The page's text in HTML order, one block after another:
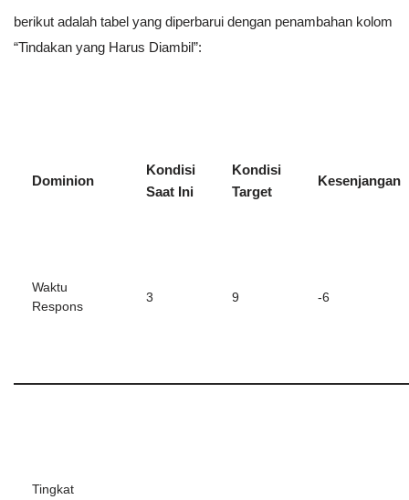
berikut adalah tabel yang diperbarui dengan penambahan kolom
“Tindakan yang Harus Diambil”:
Dominion
Kondisi
Saat Ini
Kondisi
Target
Kesenjangan
Waktu
Respons
3 9 -6
Tingkat